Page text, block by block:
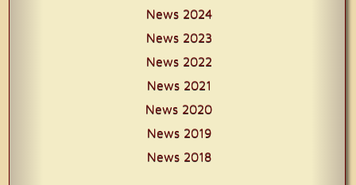
News 2024
News 2023
News 2022
News 2021
News 2020
News 2019
News 2018